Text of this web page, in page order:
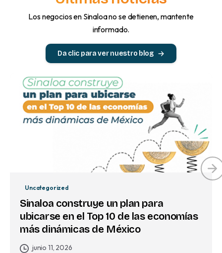
Los negocios en Sinaloa no se detienen, mantente
informado.
Da clic para ver nuestro blog
Uncategorized
Sinaloa construye un plan para
ubicarse en el Top 10 de las economías
más dinámicas de México
junio 11, 2026